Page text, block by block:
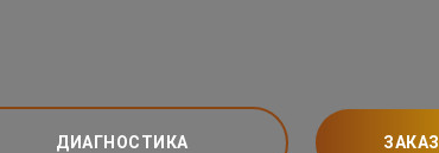
ДИАГНОСТИКА